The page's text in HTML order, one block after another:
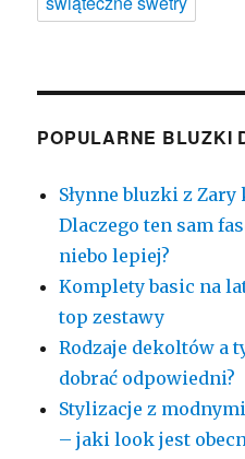
POPULARNE BLUZKI
Słynne bluzki z
Dlaczego ten sam
niebo lepiej?
Komplety basic na
top zestawy
Rodzaje dekoltów a
dobrać odpowiedni?
Stylizacje z
– jaki look jest